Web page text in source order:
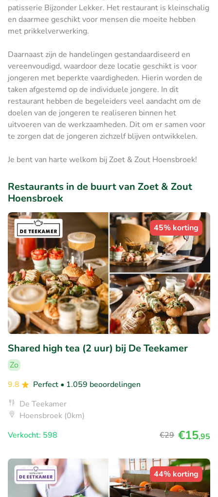
patisserie Bijzonder Lekker. Het restaurant is kleinschalig
en daarmee geschikt voor mensen die moeite hebben
met prikkelverwerking.
Daarnaast zijn de handelingen gestandaardiseerd en
vereenvoudigd, waardoor deze locatie geschikt is voor
jongeren met beperkte vaardigheden. Hierin worden de
taken afgestemd op de individuele jongere. In dit
restaurant hebben de begeleiders veel aandacht om de
doelen van de jongeren te realiseren binnen het
uitvoeren van de werkzaamheden. Dit om er samen voor
te zorgen dat de jongeren zichzelf blijven ontwikkelen.
Je bent van harte welkom bij Zoet & Zout Hoensbroek!
Restaurants in de buurt van Zoet & Zout
Hoensbroek
45% korting
Shared high tea (2 uur) bij De Teekamer
Zo
9.8
Perfect • 1.059 beoordelingen
De Teekamer
Hoensbroek (0km)
Verkocht: 598
€29 €15,95
44% korting